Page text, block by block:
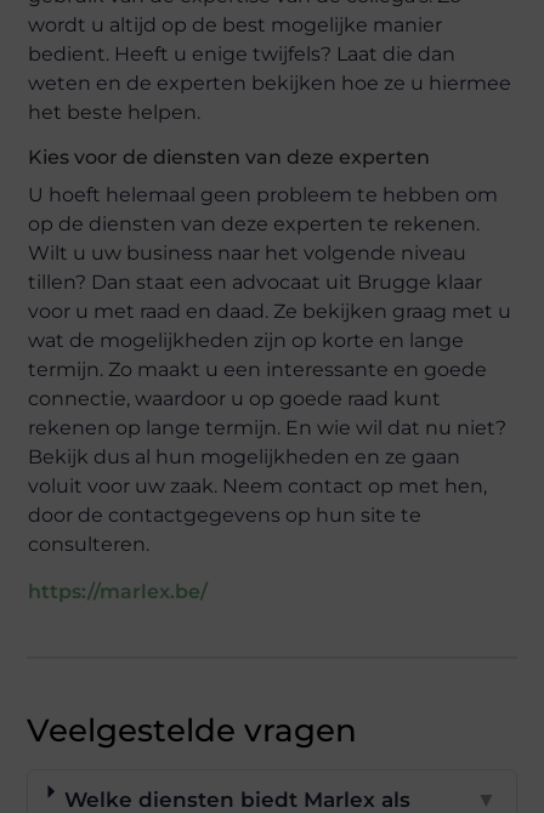
wordt u altijd op de best mogelijke manier
bedient. Heeft u enige twijfels? Laat die dan
weten en de experten bekijken hoe ze u hiermee
het beste helpen.
Kies voor de diensten van deze experten
U hoeft helemaal geen probleem te hebben om
op de diensten van deze experten te rekenen.
Wilt u uw business naar het volgende niveau
tillen? Dan staat een advocaat uit Brugge klaar
voor u met raad en daad. Ze bekijken graag met u
wat de mogelijkheden zijn op korte en lange
termijn. Zo maakt u een interessante en goede
connectie, waardoor u op goede raad kunt
rekenen op lange termijn. En wie wil dat nu niet?
Bekijk dus al hun mogelijkheden en ze gaan
voluit voor uw zaak. Neem contact op met hen,
door de contactgegevens op hun site te
consulteren.
https://marlex.be/
Veelgestelde vragen
Welke diensten biedt Marlex als
▼